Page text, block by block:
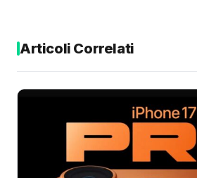
Articoli Correlati